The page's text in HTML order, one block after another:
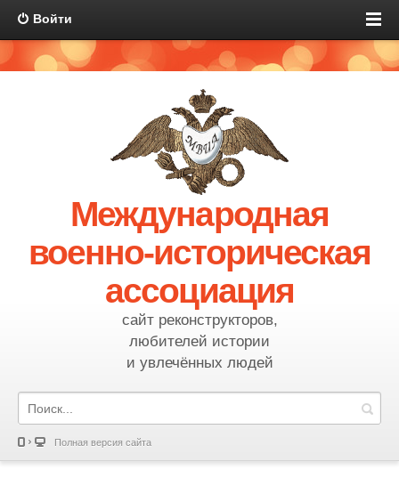
Войти
Международная
военно-историческая
ассоциация
сайт реконструкторов,
любителей истории
и увлечённых людей
Полная версия сайта